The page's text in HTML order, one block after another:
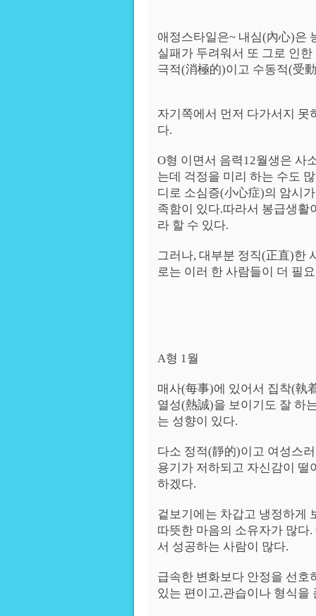
애정스타일은~ 내심(內心)은
실패가 두려워서 또 그로 인
극적(消極的)이고 수동적(受
자기쪽에서 먼저 다가서지 못
다.
O형 이면서 음력12월생은 사
는데 걱정을 미리 하는 수도
디로 소심증(小心症)의 암시
족함이 있다.따라서 봉급생활
라 할 수 있다.
그러나, 대부분 정직(正直)한
로는 이러 한 사람들이 더 필
A형 1월
매사(每事)에 있어서 집착(執
열성(熱誠)을 보이기도 잘 하
는 성향이 있다.
다소 정적(靜的)이고 여성스
용기가 저하되고 자신감이 떨
하겠다.
겉보기에는 차갑고 냉정하게
따뜻한 마음의 소유자가 많다
서 성공하는 사람이 많다.
급속한 변화보다 안정을 선호
있는 편이고,관습이나 형식을